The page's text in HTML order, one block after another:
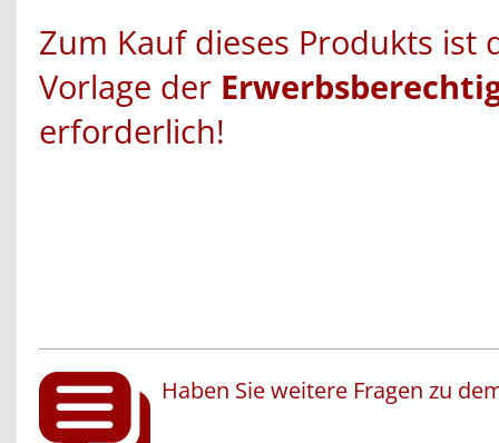
Zum Kauf dieses Produkts ist
Vorlage der
erforderlich!
Haben Sie weitere Fragen zu